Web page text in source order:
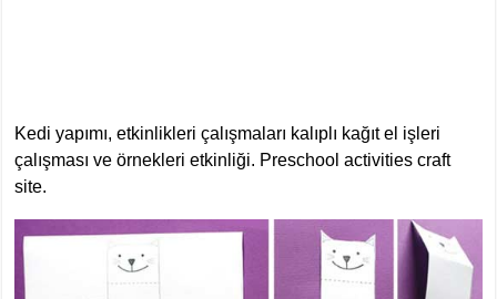
Kedi yapımı, etkinlikleri çalışmaları kalıplı kağıt el işleri
çalışması ve örnekleri etkinliği. Preschool activities craft
site.